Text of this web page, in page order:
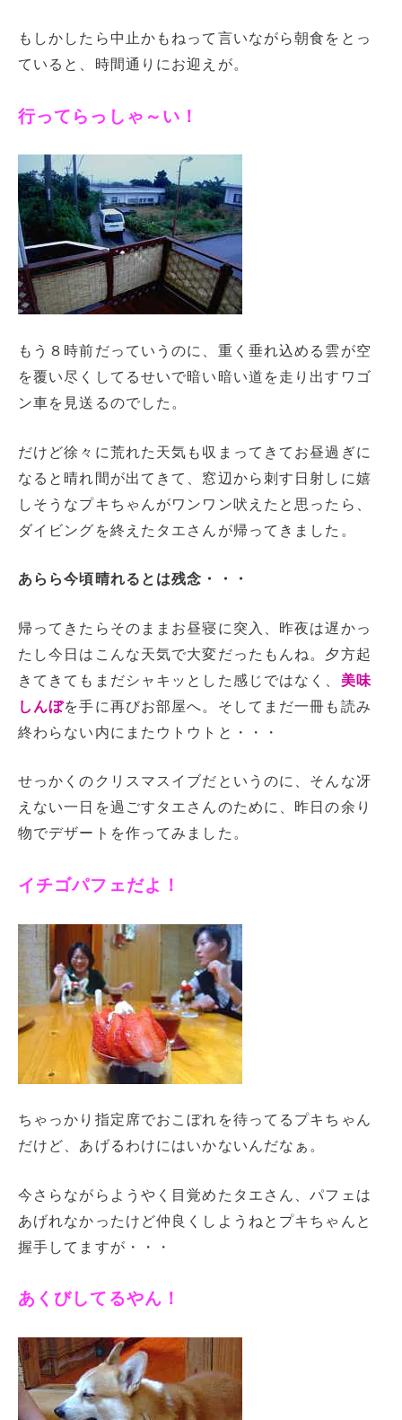
もしかしたら中止かもねって言いながら朝食をとっ
ていると、時間通りにお迎えが。
行ってらっしゃ～い！
もう８時前だっていうのに、重く垂れ込める雲が空
を覆い尽くしてるせいで暗い暗い道を走り出すワゴ
ン車を見送るのでした。
だけど徐々に荒れた天気も収まってきてお昼過ぎに
なると晴れ間が出てきて、窓辺から刺す日射しに嬉
しそうなプキちゃんがワンワン吠えたと思ったら、
ダイビングを終えたタエさんが帰ってきました。
あらら今頃晴れるとは残念・・・
帰ってきたらそのままお昼寝に突入、昨夜は遅かっ
たし今日はこんな天気で大変だったもんね。夕方起
きてきてもまだシャキッとした感じではなく、 美味
しんぼを手に再びお部屋へ。そしてまだ一冊も読み
終わらない内にまたウトウトと・・・
せっかくのクリスマスイブだというのに、そんな冴
えない一日を過ごすタエさんのために、昨日の余り
物でデザートを作ってみました。
イチゴパフェだよ！
ちゃっかり指定席でおこぼれを待ってるプキちゃん
だけど、あげるわけにはいかないんだなぁ。
今さらながらようやく目覚めたタエさん、パフェは
あげれなかったけど仲良くしようねとプキちゃんと
握手してますが・・・
あくびしてるやん！